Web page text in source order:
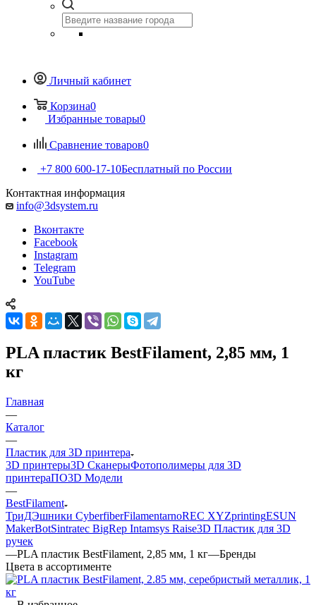
Личный кабинет
Корзина0
Избранные товары0
Сравнение товаров0
+7 800 600-17-10Бесплатный по России
Контактная информация
info@3dsystem.ru
Вконтакте
Facebook
Instagram
Telegram
YouTube
PLA пластик BestFilament, 2,85 мм, 1
кг
Главная
—
Каталог
—
Пластик для 3D принтера
3D принтеры3D СканерыФотополимеры для 3D
принтераПО3D Модели
—
BestFilament
ТриДЭшники CyberfiberFilamentarnoREC XYZprintingESUN
MakerBotSintratec BigRep Intamsys Raise3D Пластик для 3D
ручек
—PLA пластик BestFilament, 2,85 мм, 1 кг—Бренды
Цвета в ассортименте